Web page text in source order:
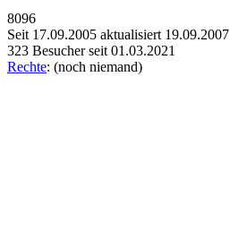
8096
Seit 17.09.2005 aktualisiert 19.09.2007
323 Besucher seit 01.03.2021
Rechte: (noch niemand)